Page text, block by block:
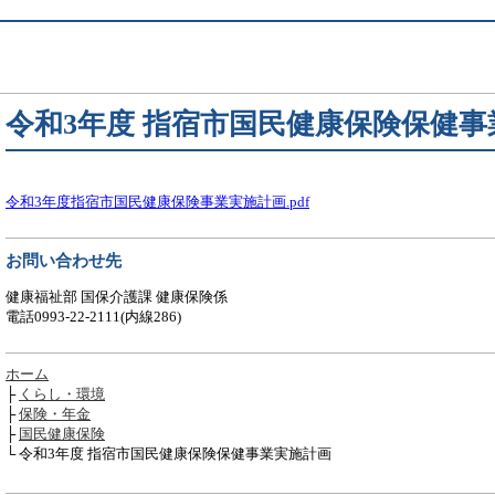
令和3年度 指宿市国民健康保険保健
令和3年度指宿市国民健康保険事業実施計画.pdf
お問い合わせ先
健康福祉部 国保介護課 健康保険係
電話0993-22-2111(内線286)
ホーム
├ くらし・環境
├保険・年金
├ 国民健康保険
└ 令和3年度 指宿市国民健康保険保健事業実施計画